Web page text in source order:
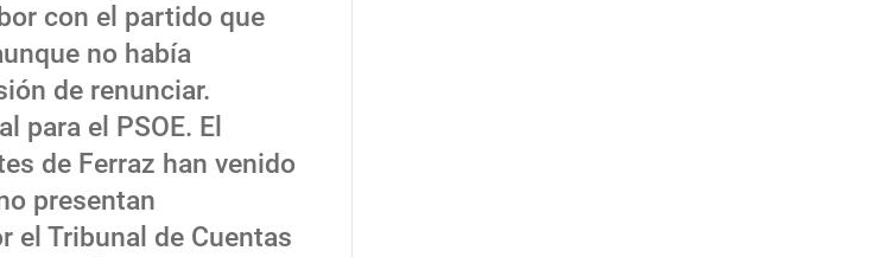
con el partido que
no había
de renunciar.
para el PSOE. El
de Ferraz han venido
presentan
el Tribunal de Cuentas